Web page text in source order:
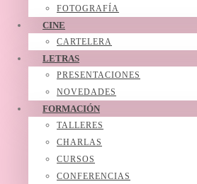
FOTOGRAFÍA
CINE
CARTELERA
LETRAS
PRESENTACIONES
NOVEDADES
FORMACIÓN
TALLERES
CHARLAS
CURSOS
CONFERENCIAS